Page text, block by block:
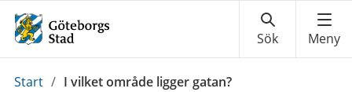
Du
Start / I vilket område ligger gatan?